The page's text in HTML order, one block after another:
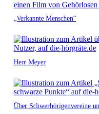
„Verkannte Menschen“
Herr Meyer
Über Schwerhörigenvereine